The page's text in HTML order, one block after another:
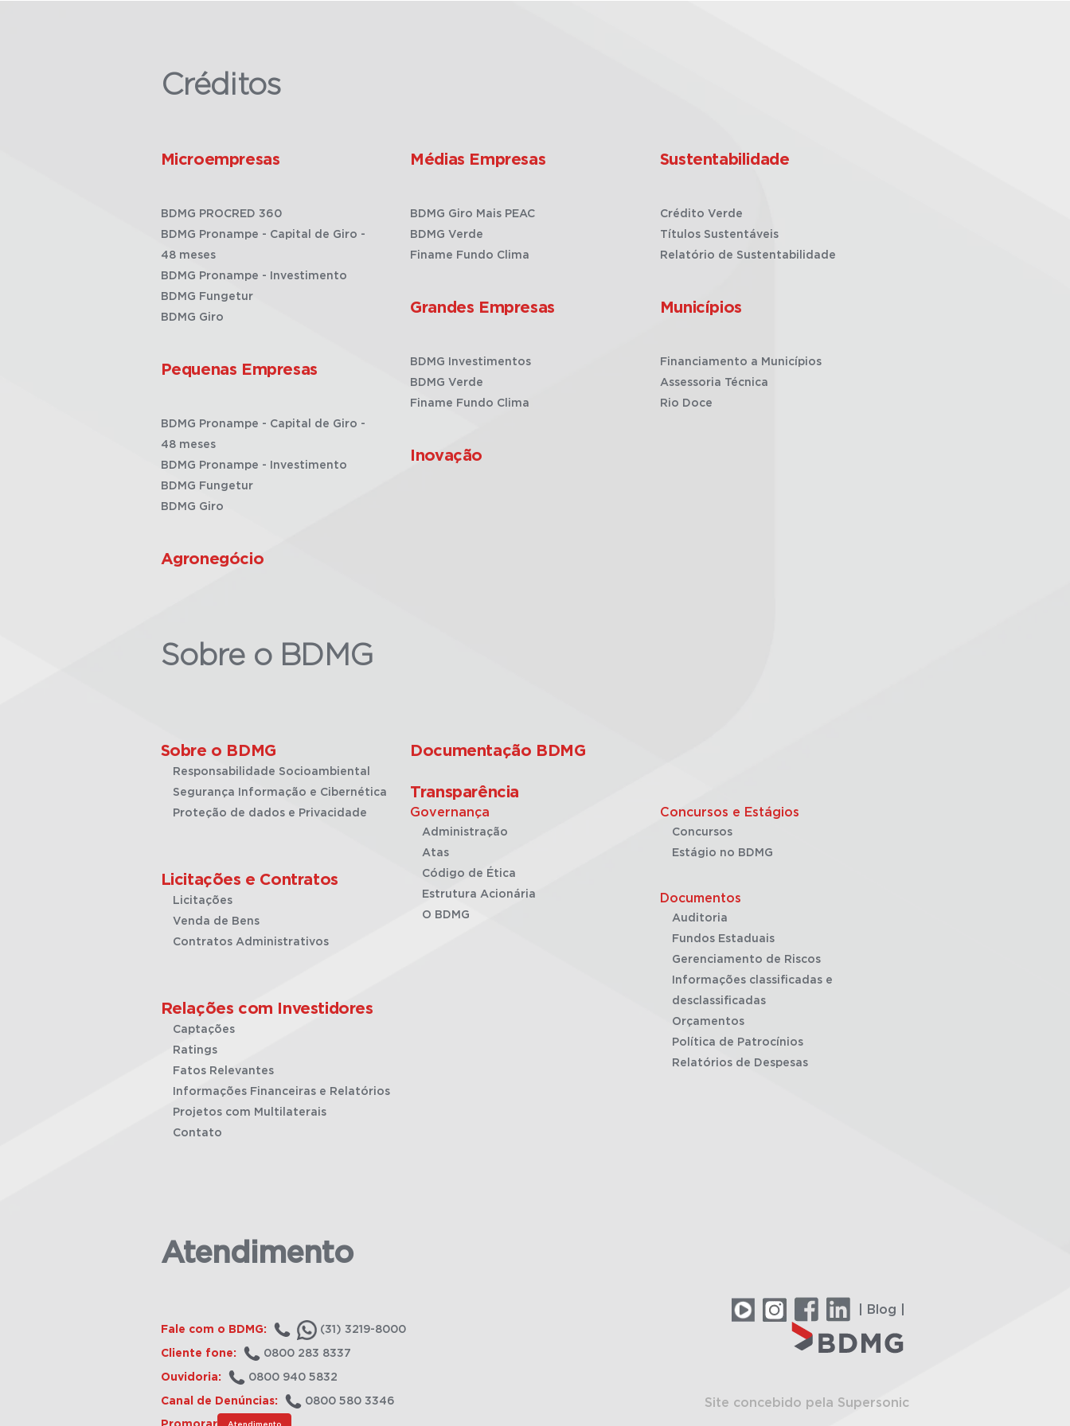
Créditos
Microempresas
BDMG PROCRED 360
BDMG Pronampe - Capital de Giro -
48 meses
BDMG Pronampe - Investimento
BDMG Fungetur
BDMG Giro
Pequenas Empresas
BDMG Pronampe - Capital de Giro -
48 meses
BDMG Pronampe - Investimento
BDMG Fungetur
BDMG Giro
Agronegócio
Médias Empresas
BDMG Giro Mais PEAC
BDMG Verde
Finame Fundo Clima
Grandes Empresas
BDMG Investimentos
BDMG Verde
Finame Fundo Clima
Inovação
Sustentabilidade
Crédito Verde
Títulos Sustentáveis
Relatório de Sustentabilidade
Municípios
Financiamento a Municípios
Assessoria Técnica
Rio Doce
Sobre o BDMG
Sobre o BDMG
Responsabilidade Socioambiental
Segurança Informação e Cibernética
Proteção de dados e Privacidade
Licitações e Contratos
Licitações
Venda de Bens
Contratos Administrativos
Relações com Investidores
Captações
Ratings
Fatos Relevantes
Informações Financeiras e Relatórios
Projetos com Multilaterais
Contato
Documentação BDMG
Transparência
Governança
Administração
Atas
Código de Ética
Estrutura Acionária
O BDMG
Concursos e Estágios
Concursos
Estágio no BDMG
Documentos
Auditoria
Fundos Estaduais
Gerenciamento de Riscos
Informações classificadas e
desclassificadas
Orçamentos
Política de Patrocínios
Relatórios de Despesas
Atendimento
Fale com o BDMG: (31) 3219-8000
Cliente fone: 0800 283 8337
Ouvidoria: 0800 940 5832
Canal de Denúncias: 0800 580 3346
Atendimento
| Blog |
Site concebido pela Supersonic